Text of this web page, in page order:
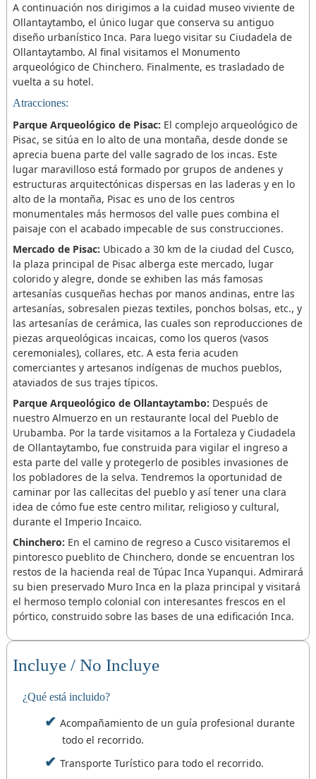
A continuación nos dirigimos a la cuidad museo viviente de
Ollantaytambo, el único lugar que conserva su antiguo
diseño urbanístico Inca. Para luego visitar su Ciudadela de
Ollantaytambo. Al final visitamos el Monumento
arqueológico de Chinchero. Finalmente, es trasladado de
vuelta a su hotel.
Atracciones:
Parque Arqueológico de Pisac: El complejo arqueológico de
Pisac, se sitúa en lo alto de una montaña, desde donde se
aprecia buena parte del valle sagrado de los incas. Este
lugar maravilloso está formado por grupos de andenes y
estructuras arquitectónicas dispersas en las laderas y en lo
alto de la montaña, Pisac es uno de los centros
monumentales más hermosos del valle pues combina el
paisaje con el acabado impecable de sus construcciones.
Mercado de Pisac: Ubicado a 30 km de la ciudad del Cusco,
la plaza principal de Pisac alberga este mercado, lugar
colorido y alegre, donde se exhiben las más famosas
artesanías cusqueñas hechas por manos andinas, entre las
artesanías, sobresalen piezas textiles, ponchos bolsas, etc., y
las artesanías de cerámica, las cuales son reproducciones de
piezas arqueológicas incaicas, como los queros (vasos
ceremoniales), collares, etc. A esta feria acuden
comerciantes y artesanos indígenas de muchos pueblos,
ataviados de sus trajes típicos.
Parque Arqueológico de Ollantaytambo: Después de
nuestro Almuerzo en un restaurante local del Pueblo de
Urubamba. Por la tarde visitamos a la Fortaleza y Ciudadela
de Ollantaytambo, fue construida para vigilar el ingreso a
esta parte del valle y protegerlo de posibles invasiones de
los pobladores de la selva. Tendremos la oportunidad de
caminar por las callecitas del pueblo y así tener una clara
idea de cómo fue este centro militar, religioso y cultural,
durante el Imperio Incaico.
Chinchero: En el camino de regreso a Cusco visitaremos el
pintoresco pueblito de Chinchero, donde se encuentran los
restos de la hacienda real de Túpac Inca Yupanqui. Admirará
su bien preservado Muro Inca en la plaza principal y visitará
el hermoso templo colonial con interesantes frescos en el
pórtico, construido sobre las bases de una edificación Inca.
Incluye / No Incluye
¿Qué está incluido?
Acompañamiento de un guía profesional durante
todo el recorrido.
Transporte Turístico para todo el recorrido.